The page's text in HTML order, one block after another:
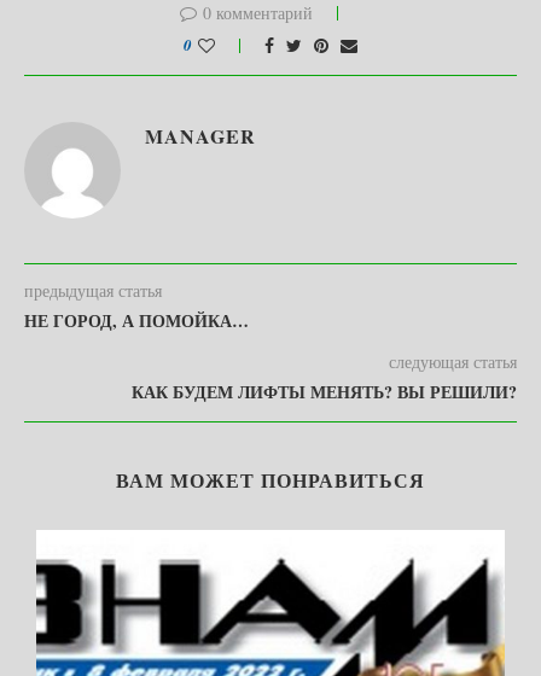
0 комментарий
0
MANAGER
предыдущая статья
НЕ ГОРОД, А ПОМОЙКА…
следующая статья
КАК БУДЕМ ЛИФТЫ МЕНЯТЬ? ВЫ РЕШИЛИ?
ВАМ МОЖЕТ ПОНРАВИТЬСЯ